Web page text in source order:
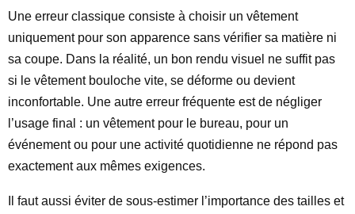
Une erreur classique consiste à choisir un vêtement
uniquement pour son apparence sans vérifier sa matière ni
sa coupe. Dans la réalité, un bon rendu visuel ne suffit pas
si le vêtement bouloche vite, se déforme ou devient
inconfortable. Une autre erreur fréquente est de négliger
l’usage final : un vêtement pour le bureau, pour un
événement ou pour une activité quotidienne ne répond pas
exactement aux mêmes exigences.
Il faut aussi éviter de sous-estimer l’importance des tailles et